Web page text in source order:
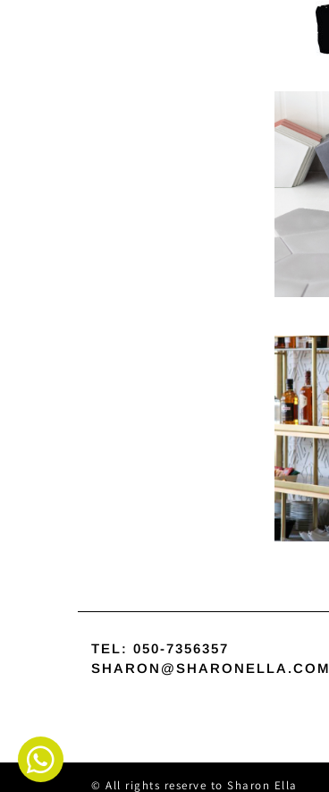
TEL: 050-7356357
SHARON@SHARONELLA.COM
All rights reserve to Sharon Ella ©